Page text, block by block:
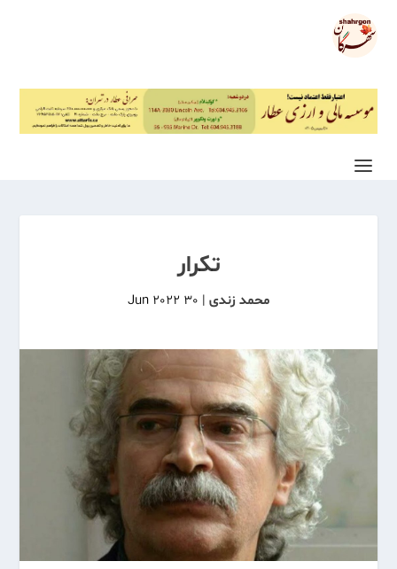
تکرار
محمد زندی |
30 Jun 2022